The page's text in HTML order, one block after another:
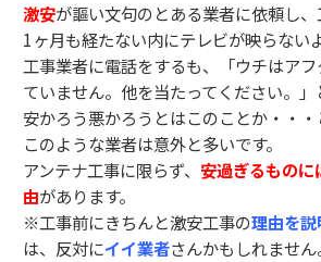
激安が謳い文句のとある業者に依頼し、
1ヶ月も経たない内にテレビが映らない
工事業者に電話をするも、「ウチはア
ていません。他を当たってください。」
安かろう悪かろうとはこのことか・・・
このような業者は意外と多いです。
アンテナ工事に限らず、 安過ぎるもの
由があります。
※工事前にきちんと激安工事の理由を説
は、反対にイイ業者さんかもしれません